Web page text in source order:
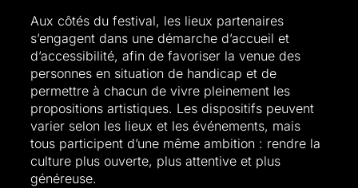
Aux côtés du festival, les lieux partenaires
s’engagent dans une démarche d’accueil et
d’accessibilité, afin de favoriser la venue des
personnes en situation de handicap et de
permettre à chacun de vivre pleinement les
propositions artistiques. Les dispositifs peuvent
varier selon les lieux et les événements, mais
tous participent d’une même ambition : rendre la
culture plus ouverte, plus attentive et plus
généreuse.